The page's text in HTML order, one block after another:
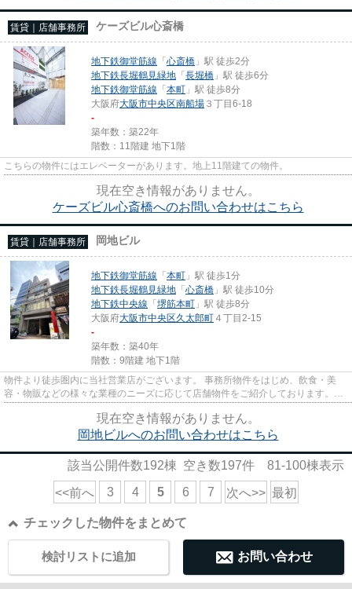
賃貸｜店舗事務所 ケーズビル心斎橋
地下鉄御堂筋線 「心斎橋 」駅 徒歩2分
地下鉄長堀鶴見緑地 「長堀橋 」駅 徒歩6分
地下鉄御堂筋線 「本町 」駅 徒歩8分
大阪府大阪市中央区南船場 ３丁目6-18
-
築年数：築22年
階数：11階建 地下1階
こちらの物件にはエレベーターがあります。地上11階建ての物件。
現在空き情報がありません。
ケーズビル心斎橋へのお問い合わせはこちら
賃貸｜店舗事務所 岡地ビル
地下鉄御堂筋線 「本町 」駅 徒歩1分
地下鉄長堀鶴見緑地 「心斎橋 」駅 徒歩10分
地下鉄中央線 「堺筋本町 」駅 徒歩8分
大阪府大阪市中央区久太郎町 ４丁目2-15
-
築年数：築40年
階数：9階建 地下1階
物件より徒歩圏内に当社営業店がございます。 事務所物件をはじめ、飲食・美
容・物販などの様々な業種のニーズに応じて店舗物件をご紹介しております。
尚、弊社ではおとり広告は一切...
現在空き情報がありません。
岡地ビルへのお問い合わせはこちら
該当公開件数192棟 空き数197件 81-100棟表示
<<前へ 3 4 5 6 7 次へ>> 最初
チェックした物件をまとめて
お問い合わせ
検討リストに追加